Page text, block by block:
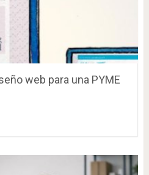
web para una PYME